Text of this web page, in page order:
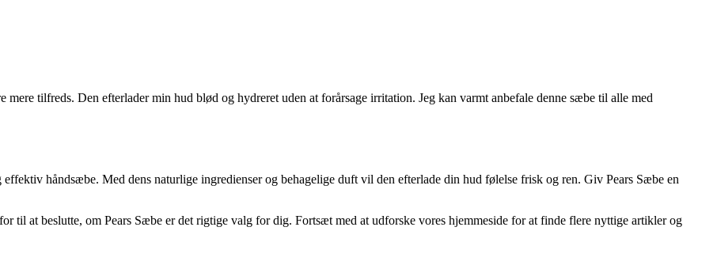
tilfreds. Den efterlader min hud blød og hydreret uden at forårsage irritation. Jeg kan varmt anbefale denne sæbe til alle med
håndsæbe. Med dens naturlige ingredienser og behagelige duft vil den efterlade din hud følelse frisk og ren. Giv Pears Sæbe en
til at beslutte, om Pears Sæbe er det rigtige valg for dig. Fortsæt med at udforske vores hjemmeside for at finde flere nyttige artikler og